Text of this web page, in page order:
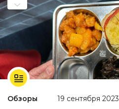
Обзоры 19 сентября 2023